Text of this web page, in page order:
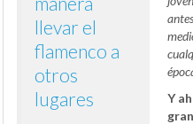
llevar el
flamenco a
otros
lugares
Y